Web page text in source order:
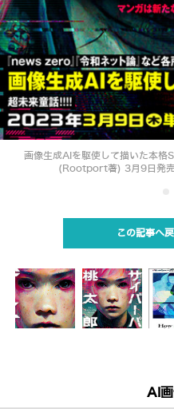
画像生成AIを駆使して描いた本格
(Rootport著) 3月9日発売
この記事へ
AI